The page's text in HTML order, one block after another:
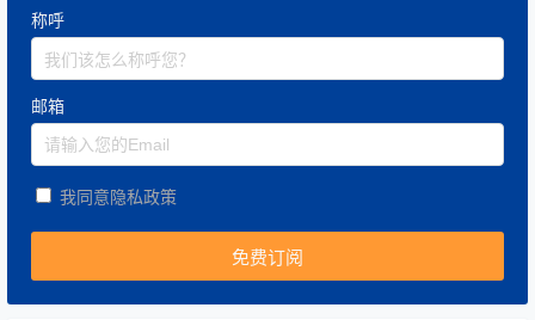
称呼
邮箱
我同意隐私政策